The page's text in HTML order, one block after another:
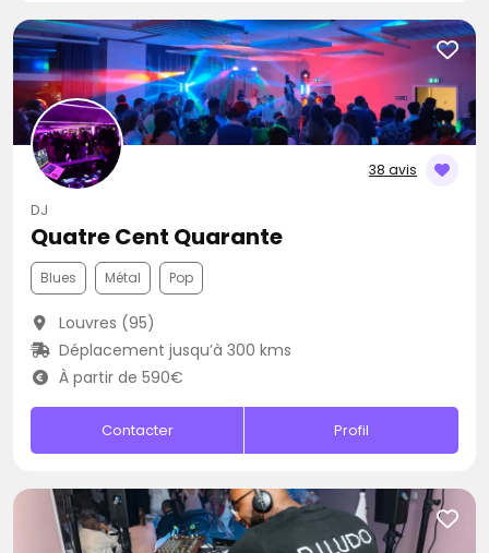
38 avis
DJ
Quatre Cent Quarante
Blues Métal Pop
Louvres (95)
Déplacement jusqu’à 300 kms
À partir de 590€
Contacter Profil